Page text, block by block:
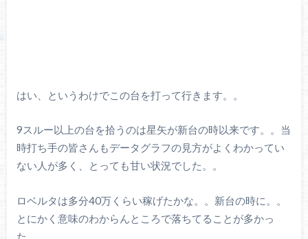
はい、というわけでこの台を打って行きます。。
9スルー以上の台を拾うのは星矢が新台の時以来です。。当
時打ち手の皆さんもデータグラフの見方がよくわかってい
ない人が多く、とっても甘い状況でした。。
ロベルタは多分40万くらい稼げたかな。。新台の時に。。
とにかく意味のわからんところで落ちてることが多かっ
た。。